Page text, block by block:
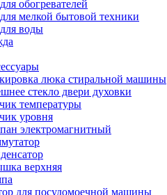
обогревателей
мелкой бытовой техники
воды
люка стиральной машины
стекло двери духовки
температуры
уровня
электромагнитный
верхняя
для посудомоечной машины